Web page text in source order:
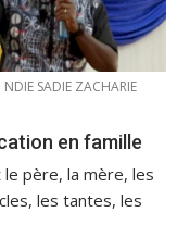
NDIE SADIE ZACHARIE
en famille
le père, la mère, les
les tantes, les